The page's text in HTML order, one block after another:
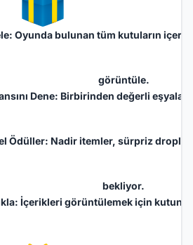
Oyunda bulunan tüm kutuların
görüntüle.
Dene: Birbirinden değerli eşyaları
Ödüller: Nadir itemler, sürpriz
bekliyor.
İçerikleri görüntülemek için